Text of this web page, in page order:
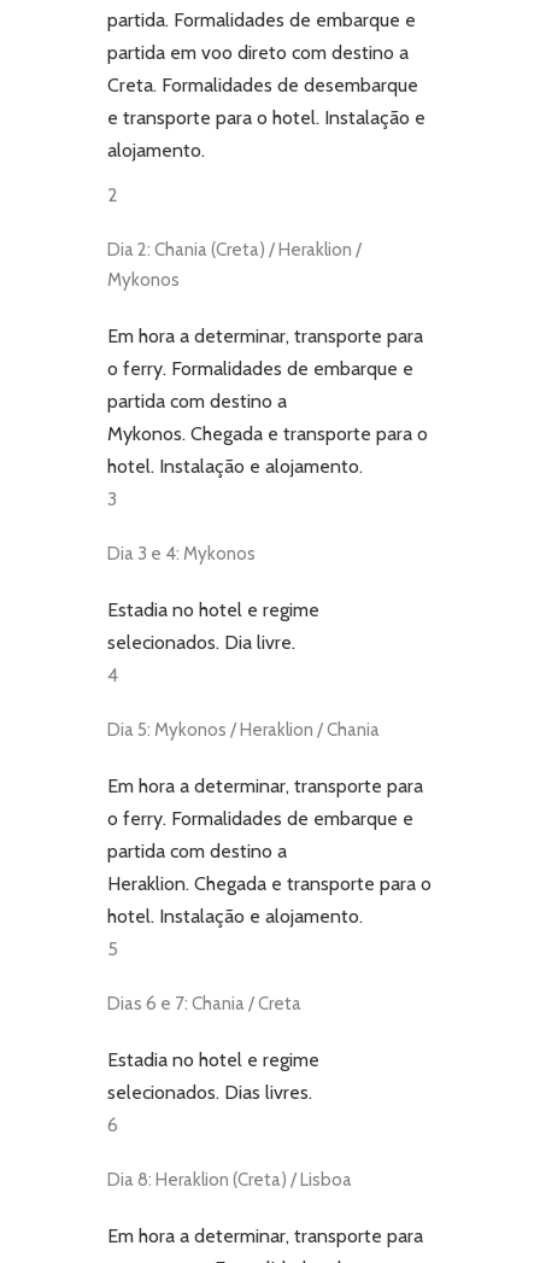
partida. Formalidades de embarque e
partida em voo direto com destino a
Creta. Formalidades de desembarque
e transporte para o hotel. Instalação e
alojamento.
2
Dia 2: Chania (Creta) / Heraklion /
Mykonos
Em hora a determinar, transporte para
o ferry. Formalidades de embarque e
partida com destino a
Mykonos. Chegada e transporte para o
hotel. Instalação e alojamento.
3
Dia 3 e 4: Mykonos
Estadia no hotel e regime
selecionados. Dia livre.
4
Dia 5: Mykonos / Heraklion / Chania
Em hora a determinar, transporte para
o ferry. Formalidades de embarque e
partida com destino a
Heraklion. Chegada e transporte para o
hotel. Instalação e alojamento.
5
Dias 6 e 7: Chania / Creta
Estadia no hotel e regime
selecionados. Dias livres.
6
Dia 8: Heraklion (Creta) / Lisboa
Em hora a determinar, transporte para